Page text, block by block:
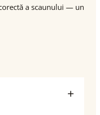
a scaunului — un